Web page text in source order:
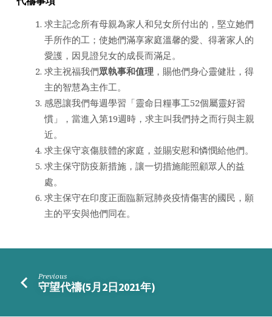
求主記念所有母親為家人和兒女所付出的，堅立她們
手所作的工；使她們滿享家庭溫馨的愛、得著家人的
愛護，因見證兒女的成長而滿足。
求主祝福我們眾執事和值理 ，賜他們身心靈健壯，得
主的智慧為主作工。
感恩讓我們每週學習「靈命日糧事工52個屬靈好習
慣」，當進入第19週時，求主叫我們持之而行與主親
近。
求主保守哀傷肢體的家庭，並賜安慰和憐憫給他們。
求主保守防疫新措施，讓一切措施能照顧眾人的益
處。
求主保守在印度正面臨新冠肺炎疫情傷害的國民，願
主的平安與他們同在。
Previous
守望代禱(5月2日2021年)